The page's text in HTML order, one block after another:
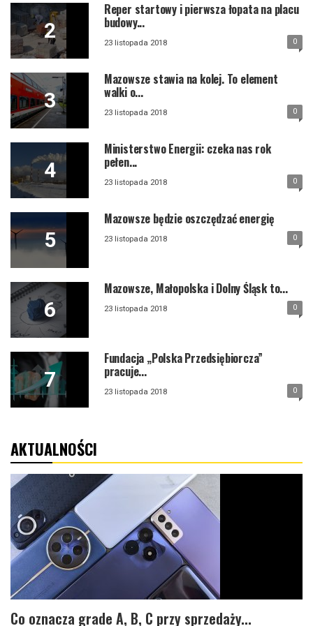
Reper startowy i pierwsza łopata na placu
budowy...
23 listopada 2018 0
Mazowsze stawia na kolej. To element
walki o...
23 listopada 2018 0
Ministerstwo Energii: czeka nas rok
pełen...
23 listopada 2018 0
Mazowsze będzie oszczędzać energię
23 listopada 2018 0
Mazowsze, Małopolska i Dolny Śląsk to...
23 listopada 2018 0
Fundacja „Polska Przedsiębiorcza”
pracuje...
23 listopada 2018 0
AKTUALNOŚCI
Co oznacza grade A, B, C przy sprzedaży...